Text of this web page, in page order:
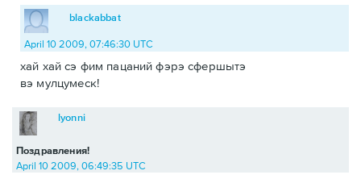
blackabbat
April 10 2009, 07:46:30 UTC
хай хай сэ фим пацаний фэрэ сфершытэ
вэ мулцумеск!
Поздравления!
lyonni
April 10 2009, 06:49:35 UTC